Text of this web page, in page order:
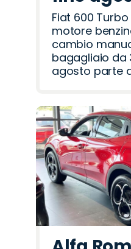
Fiat 600
motore
cambio
bagagliaio da
agosto parte